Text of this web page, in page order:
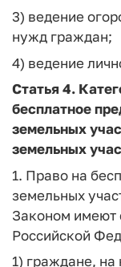
3) ведение
нужд граждан;
4) ведение
Статья 4.
бесплатное
земельных
земельных
1. Право на
земельных
Законом имеют
Российской
1) граждане, на